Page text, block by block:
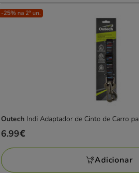
-25% na 2ª un.
Outech Indi Adaptador de Cinto de Carro
Preço
6.99€
6.99€
Adicionar